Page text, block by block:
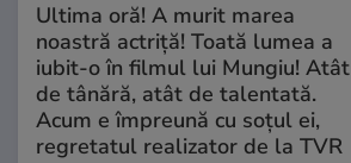
Ultima oră! A murit marea
noastră actriță! Toată lumea a
iubit-o în filmul lui Mungiu! Atât
de tânără, atât de talentată.
Acum e împreună cu soțul ei,
regretatul realizator de la TVR